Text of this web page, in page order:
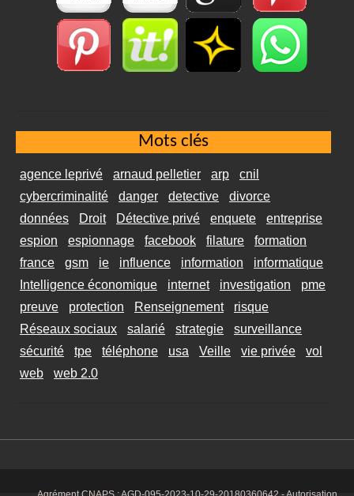
Mots clés
agence leprivé arnaud pelletier arp
cnil
cybercriminalité
danger detective
divorce
données
Droit Détective privé enquete
entreprise
espion
espionnage facebook filature
formation
france
gsm ie influence information
informatique
Intelligence économique
internet investigation
pme
preuve
protection Renseignement
risque
Réseaux sociaux
salarié strategie
surveillance
sécurité
tpe téléphone usa Veille vie privée
vol
web
web 2.0